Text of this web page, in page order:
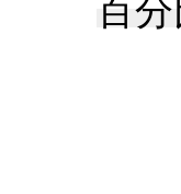
百分